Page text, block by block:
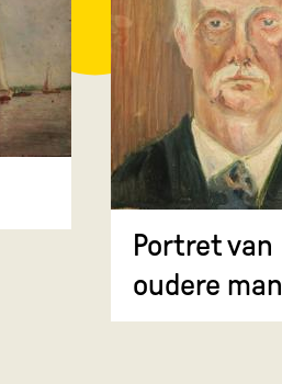
Portret van
oudere man